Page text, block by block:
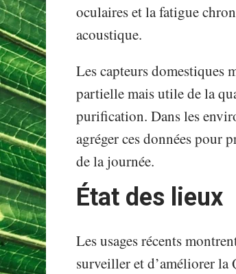
oculaires et la fatigue
acoustique.
Les capteurs domestiques
partielle mais utile de la
purification. Dans les
agréger ces données pour
de la journée.
État des lieux
Les usages récents
surveiller et d’améliorer la